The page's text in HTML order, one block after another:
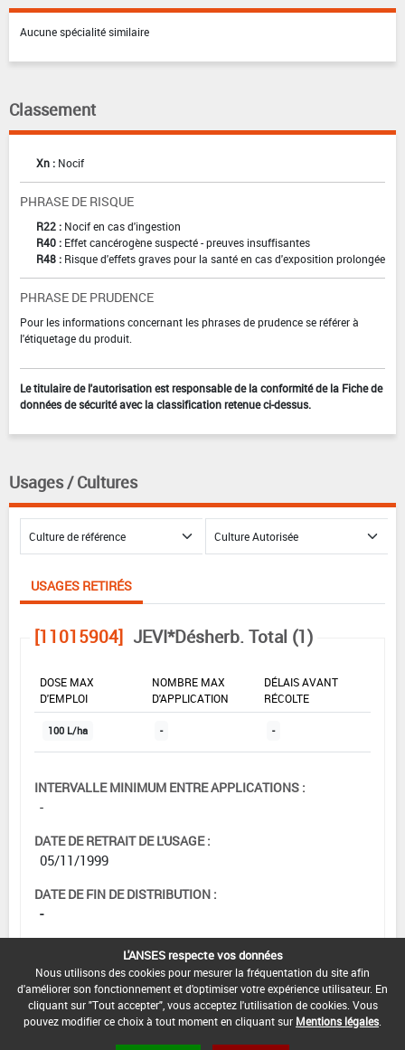
Aucune spécialité similaire
Classement
Xn : Nocif
PHRASE DE RISQUE
R22 : Nocif en cas d'ingestion
R40 : Effet cancérogène suspecté - preuves insuffisantes
R48 : Risque d'effets graves pour la santé en cas d'exposition prolongée
PHRASE DE PRUDENCE
Pour les informations concernant les phrases de prudence se référer à
l'étiquetage du produit.
Le titulaire de l'autorisation est responsable de la conformité de la Fiche de
données de sécurité avec la classification retenue ci-dessus.
Usages / Cultures
USAGES RETIRÉS
[11015904] JEVI*Désherb. Total (1)
DOSE MAX
D'EMPLOI
NOMBRE MAX
D'APPLICATION
DÉLAIS AVANT
RÉCOLTE
100 L/ha - -
INTERVALLE MINIMUM ENTRE APPLICATIONS :
-
DATE DE RETRAIT DE L'USAGE :
05/11/1999
DATE DE FIN DE DISTRIBUTION :
-
DATE DE FIN D'UTILISATION :
-
L'ANSES respecte vos données
Nous utilisons des cookies pour mesurer la fréquentation du site afin
d'améliorer son fonctionnement et d'optimiser votre expérience utilisateur. En
cliquant sur "Tout accepter", vous acceptez l'utilisation de cookies. Vous
pouvez modifier ce choix à tout moment en cliquant sur Mentions légales